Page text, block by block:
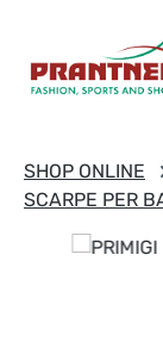
Passa al
SHOP ONLINE
SCARPE PER
Salta la